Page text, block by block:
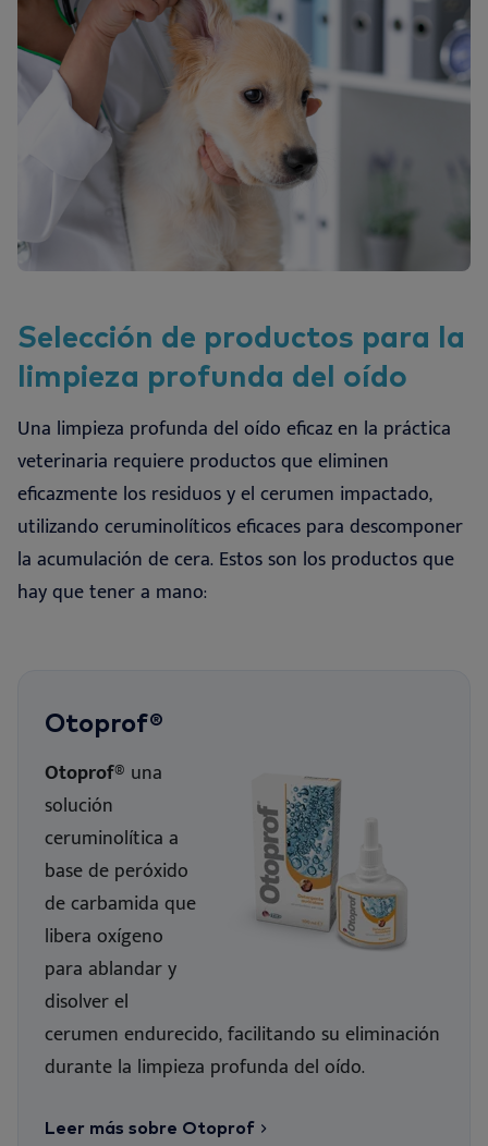
Selección de productos para la
limpieza profunda del oído
Una limpieza profunda del oído eficaz en la práctica
veterinaria requiere productos que eliminen
eficazmente los residuos y el cerumen impactado,
utilizando ceruminolíticos eficaces para descomponer
la acumulación de cera. Estos son los productos que
hay que tener a mano:
Otoprof®
Otoprof® una
solución
ceruminolítica a
base de peróxido
de carbamida que
libera oxígeno
para ablandar y
disolver el
cerumen endurecido, facilitando su eliminación
durante la limpieza profunda del oído.
Leer más sobre Otoprof